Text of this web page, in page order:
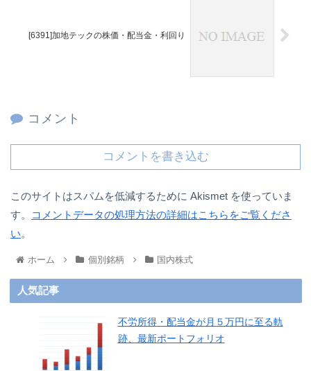
[6391]加地テックの株価・配当金・利回り
コメント
コメントを書き込む
このサイトはスパムを低減するために Akismet を使っていま
す。
コメントデータの処理方法の詳細はこちらをご覧くださ
い。
ホーム 個別銘柄 国内株式
人気記事
不労所得・配当金が月５万円に至る軌
跡、最新ポートフォリオ